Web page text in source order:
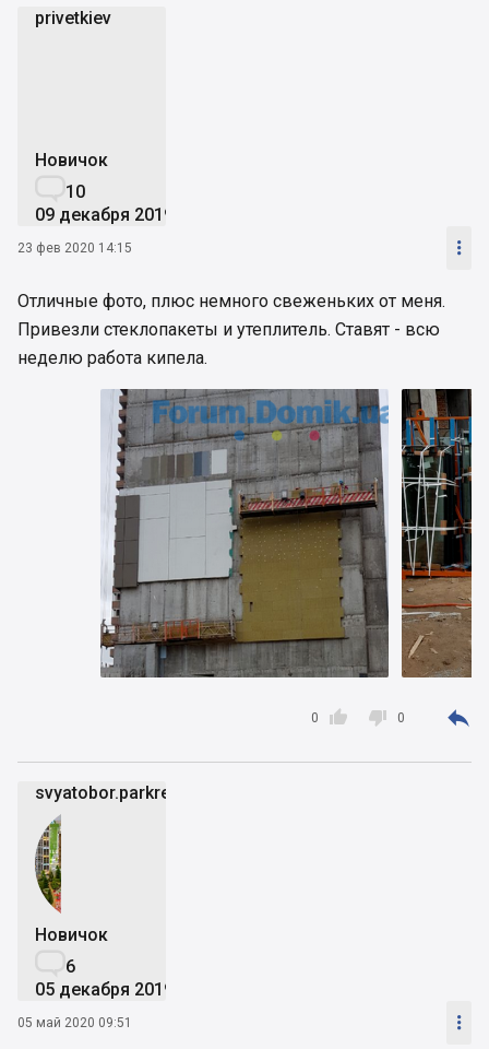
privetkiev
Новичок
10
09 декабря 2019
23 фев 2020 14:15 
Отличные фото, плюс немного свеженьких от меня.
Привезли стеклопакеты и утеплитель. Ставят - всю
неделю работа кипела.

0  0 
svyatobor.parkresort
Новичок
6
05 декабря 2019
05 май 2020 09:51 